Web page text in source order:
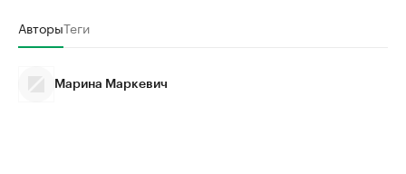
АвторыТеги
Марина Маркевич